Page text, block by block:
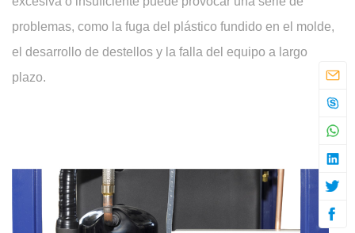
problemas, como la fuga del plástico fundido en el molde,
el desarrollo de destellos y la falla del equipo a largo
plazo.